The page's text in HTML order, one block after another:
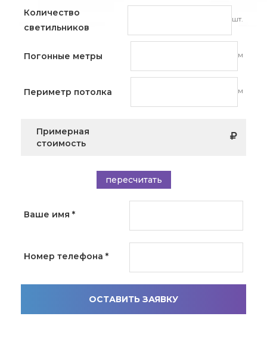
Количество
светильников
шт.
Погонные метры м
Периметр потолка м
Примерная
стоимость
пересчитать
Ваше имя *
Номер телефона *
ОСТАВИТЬ ЗАЯВКУ